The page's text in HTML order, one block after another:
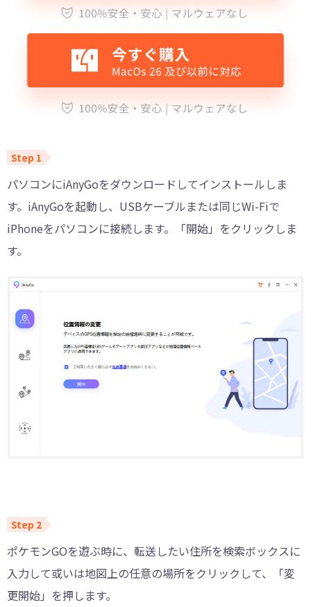
パソコンにiAnyGoをダウンロードしてインストールしま
す。iAnyGoを起動し、USBケーブルまたは同じWi-Fiで
iPhoneをパソコンに接続します。「開始」をクリックしま
す。
ポケモンGOを遊ぶ時に、転送したい住所を検索ボックスに
入力して或いは地図上の任意の場所をクリックして、「変
更開始」を押します。